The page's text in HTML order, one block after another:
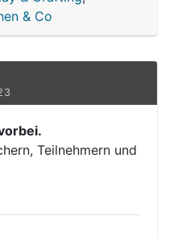
& Co
Teilnehmern und